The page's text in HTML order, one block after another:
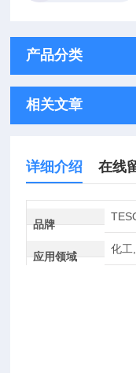
产品分类
相关文章
详细介绍 在线
品牌
应用领域
化工